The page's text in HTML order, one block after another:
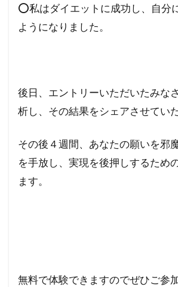
⭕️私はダイエットに成功し、自分
ようになりました。
後日、エントリーいただいたみな
析し、その結果をシェアさせてい
その後４週間、あなたの願いを邪
を手放し、実現を後押しするため
ます。
無料で体験できますのでぜひご参